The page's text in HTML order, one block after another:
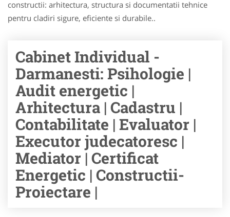
constructii: arhitectura, structura si documentatii tehnice
pentru cladiri sigure, eficiente si durabile..
Cabinet Individual -
Darmanesti: Psihologie |
Audit energetic |
Arhitectura | Cadastru |
Contabilitate | Evaluator |
Executor judecatoresc |
Mediator | Certificat
Energetic | Constructii-
Proiectare |